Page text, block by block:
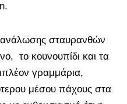
σταυρανθών
το κουνουπίδι και τα
γραμμάρια,
μέσου πάχους στα